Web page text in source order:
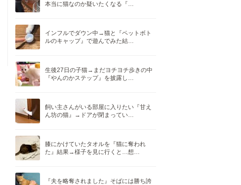
本当に猫なのか疑いたくなる『…
インフルでダウン中→猫と『ペットボト
ルのキャップ』で遊んでみた結…
生後27日の子猫→まだヨチヨチ歩きの中
『やんのかステップ』を披露し…
飼い主さんがいる部屋に入りたい『甘え
ん坊の猫』→ドアが閉まってい…
膝にかけていたタオルを『猫に奪われ
た』結果→様子を見に行くと…想…
『夫を略奪されました』そばには勝ち誇